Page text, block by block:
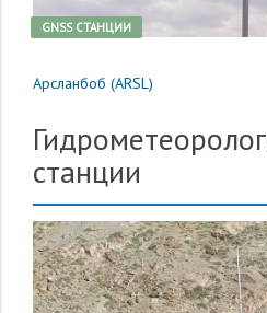
GNSS CТАНЦИИ
Арсланбоб (ARSL)
станции